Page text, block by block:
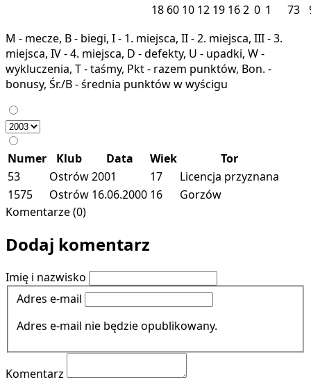
18 60 10 12 19 162 0 1 73
M - mecze, B - biegi, I - 1. miejsca, II - 2. miejsca, III - 3.
miejsca, IV - 4. miejsca, D - defekty, U - upadki, W -
wykluczenia, T - taśmy, Pkt - razem punktów, Bon. -
bonusy, Śr./B - średnia punktów w wyścigu
Numer Klub Data Wiek
Tor
53
Ostrów2001 17
Licencja przyznana
1575
Ostrów 16.06.2000 16
Gorzów
Komentarze (0)
Dodaj komentarz
Imię i nazwisko
Adres e-mail
Adres e-mail nie będzie opublikowany.
Komentarz